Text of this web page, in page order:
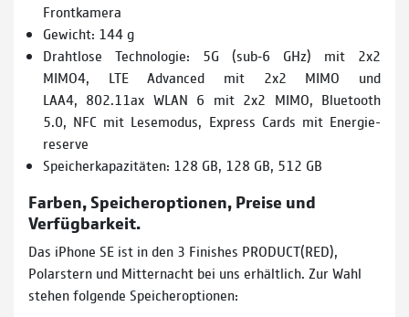
Frontkamera
Gewicht: 144 g
Drahtlose Technologie: 5G (sub‑6 GHz) mit 2x2
MIMO4, LTE Advanced mit 2x2 MIMO und
LAA4, 802.11ax WLAN 6 mit 2x2 MIMO, Bluetooth
5.0, NFC mit Lesemodus, Express Cards mit Energie­
reserve
Speicherkapazitäten: 128 GB, 128 GB, 512 GB
Farben, Speicheroptionen, Preise und
Verfügbarkeit.
Das iPhone SE ist in den 3 Finishes PRODUCT(RED),
Polarstern und Mitternacht bei uns erhältlich. Zur Wahl
stehen folgende Speicheroptionen: